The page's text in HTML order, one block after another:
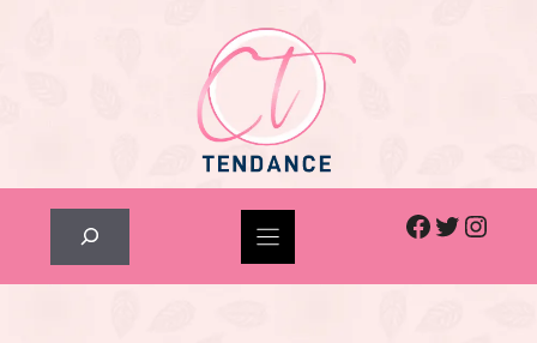
Facebook
Twitter